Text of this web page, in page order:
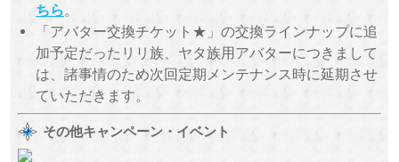
ちら 。
「アバター交換チケット★」の交換ラインナップに追
加予定だったリリ族、ヤタ族用アバターにつきまして
は、諸事情のため次回定期メンテナンス時に延期させ
ていただきます。
その他キャンペーン・イベント